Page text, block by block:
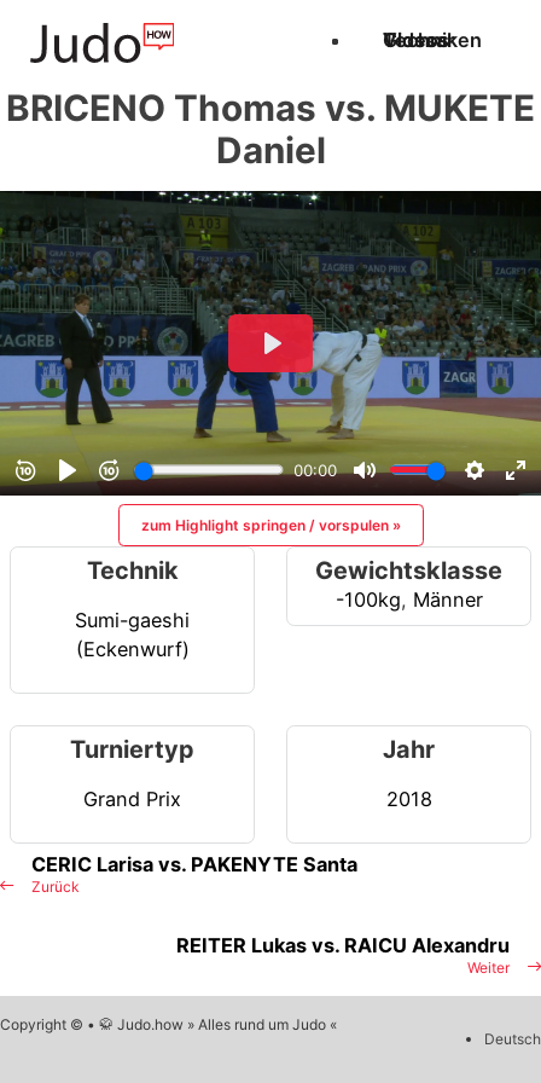
Techniken
Videos
Glossar
BRICENO Thomas vs. MUKETE
Daniel
zum Highlight springen / vorspulen »
Technik
Sumi-gaeshi
(Eckenwurf)
Gewichtsklasse
-100kg, Männer
Turniertyp
Grand Prix
Jahr
2018
Zurück
CERIC Larisa vs. PAKENYTE Santa
Weiter
REITER Lukas vs. RAICU Alexandru
Copyright © • 🥋 Judo.how » Alles rund um Judo «
Deutsch